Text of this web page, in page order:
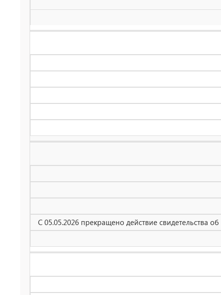
С 05.05.2026 прекращено действие свидетельства